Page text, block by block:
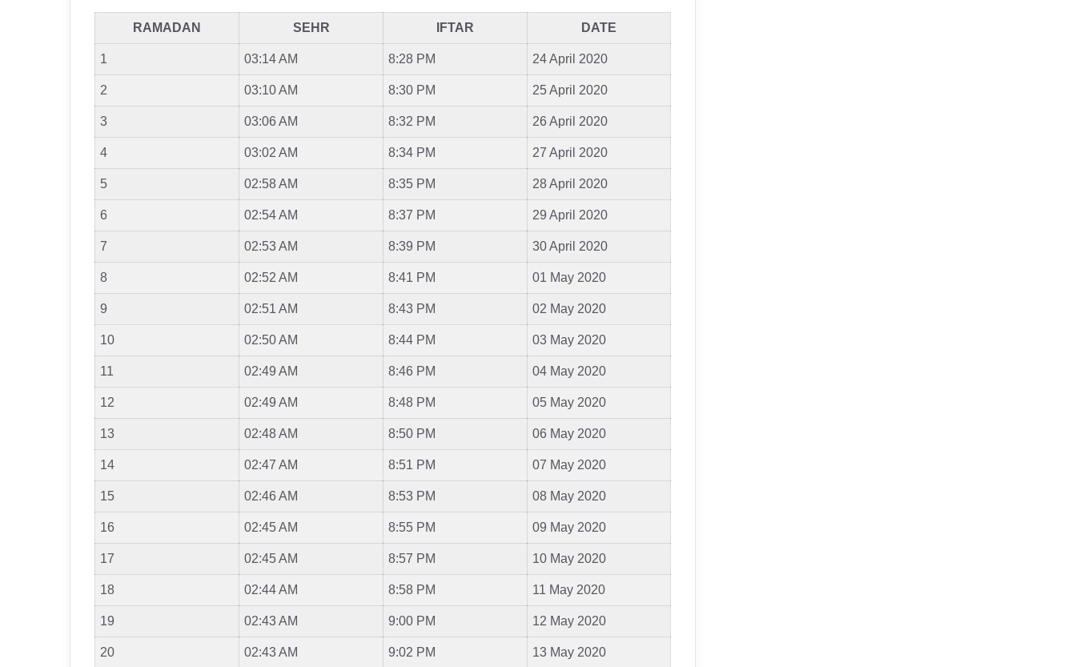
RAMADAN SEHR IFTAR DATE
1 03:14 AM 8:28 PM 24 April 2020
2 03:10 AM 8:30 PM 25 April 2020
3 03:06 AM 8:32 PM 26 April 2020
4 03:02 AM 8:34 PM 27 April 2020
5 02:58 AM 8:35 PM 28 April 2020
6 02:54 AM 8:37 PM 29 April 2020
7 02:53 AM 8:39 PM 30 April 2020
8 02:52 AM 8:41 PM 01 May 2020
9 02:51 AM 8:43 PM 02 May 2020
10 02:50 AM 8:44 PM 03 May 2020
11 02:49 AM 8:46 PM 04 May 2020
12 02:49 AM 8:48 PM 05 May 2020
13 02:48 AM 8:50 PM 06 May 2020
14 02:47 AM 8:51 PM 07 May 2020
15 02:46 AM 8:53 PM 08 May 2020
16 02:45 AM 8:55 PM 09 May 2020
17 02:45 AM 8:57 PM 10 May 2020
18 02:44 AM 8:58 PM 11 May 2020
19 02:43 AM 9:00 PM 12 May 2020
20 02:43 AM 9:02 PM 13 May 2020